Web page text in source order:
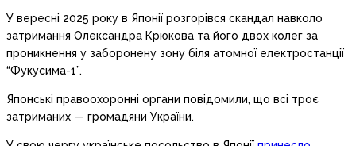
У вересні 2025 року в Японії розгорівся скандал навколо
затримання Олександра Крюкова та його двох колег за
проникнення у заборонену зону біля атомної електростанції
“Фукусима-1”.
Японські правоохоронні органи повідомили, що всі троє
затриманих — громадяни України.